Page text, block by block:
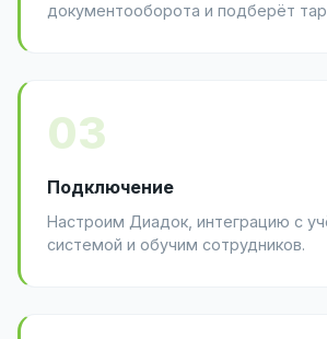
документооборота и подберёт
03
Подключение
Настроим Диадок, интеграцию с
системой и обучим сотрудников.